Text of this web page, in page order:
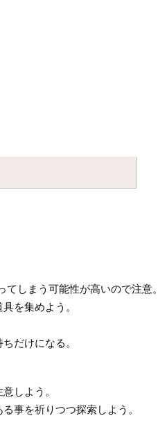
てしまう可能性が高いので注意。
を集めよう。
だけになる。
しよう。
る事を祈りつつ探索しよう。